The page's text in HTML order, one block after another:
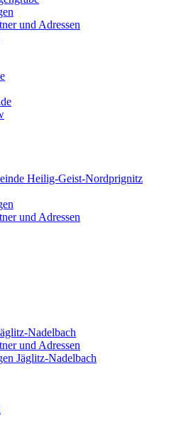
und Adressen
Heilig-Geist-Nordprignitz
und Adressen
Nadelbach
und Adressen
Jäglitz-Nadelbach